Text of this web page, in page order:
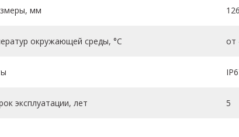
мм
окружающей среды, °C от
эксплуатации, лет 5